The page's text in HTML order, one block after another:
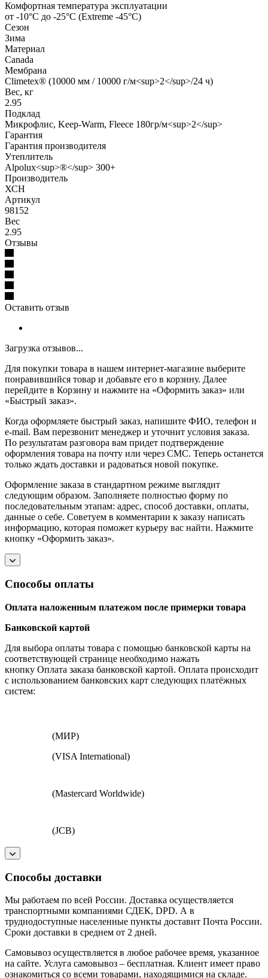
Комфортная температура эксплуатации
от -10°С до -25°С (Extreme -45°С)
Сезон
Зима
Материал
Canada
Мембрана
Climetex® (10000 мм / 10000 г/м<sup>2</sup>/24 ч)
Вес, кг
2.95
Подклад
Микрофлис, Keep-Warm, Fleece 180гр/м<sup>2</sup>
Гарантия
Гарантия производителя
Утеплитель
Alpolux<sup>®</sup> 300+
Производитель
ХСН
Артикул
98152
Вес
2.95
Отзывы
Оставить отзыв
Загрузка отзывов...
Для покупки товара в нашем интернет-магазине выберите
понравившийся товар и добавьте его в корзину. Далее
перейдите в Корзину и нажмите на «Оформить заказ» или
«Быстрый заказ».
Когда оформляете быстрый заказ, напишите ФИО, телефон и
e-mail. Вам перезвонит менеджер и уточнит условия заказа.
По результатам разговора вам придет подтверждение
оформления товара на почту или через СМС. Теперь останется
только ждать доставки и радоваться новой покупке.
Оформление заказа в стандартном режиме выглядит
следующим образом. Заполняете полностью форму по
последовательным этапам: адрес, способ доставки, оплаты,
данные о себе. Советуем в комментарии к заказу написать
информацию, которая поможет курьеру вас найти. Нажмите
кнопку «Оформить заказ».
Способы оплаты
Оплата наложенным платежом после примерки товара
Банковской картой
Для выбора оплаты товара с помощью банковской карты на
соответствующей странице необходимо нажать
кнопку Оплата заказа банковской картой. Оплата происходит
с использованием банковских карт следующих платёжных
систем:
(МИР)
(VISA International)
(Mastercard Worldwide)
(JCB)
Способы доставки
Мы работаем по всей России. Доставка осуществляется
транспортными компаниями СДЕК, DPD. А в
труднодоступные населенные пункты доставит Почта России.
Сроки доставки в среднем от 2 дней.
Самовывоз осуществляется в любое рабочее время, указанное
на сайте. Услуга самовывоз – бесплатная. Клиент имеет право
ознакомиться со всеми товарами, находящимися на складе.